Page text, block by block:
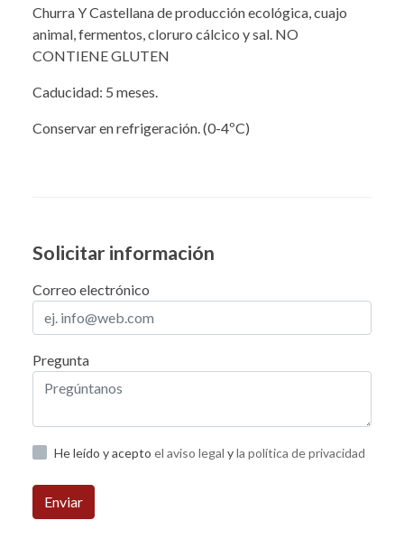
Churra Y Castellana de producción ecológica, cuajo
animal, fermentos, cloruro cálcico y sal. NO
CONTIENE GLUTEN
Caducidad: 5 meses.
Conservar en refrigeración. (0-4ºC)
Solicitar información
Correo electrónico
Pregunta
He leído y acepto el aviso legal yla política de privacidad
Enviar